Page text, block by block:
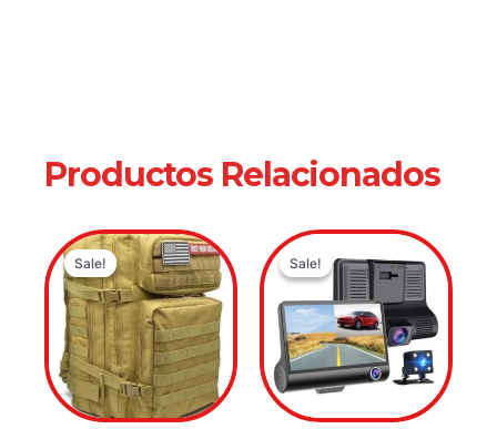
Productos Relacionados
Sale!
Sale!
Original
price
was:
$219,900.00.
Current
price
is:
$149,900.00.
Sale!
Sale!
Original
price
was:
Current
price
is: